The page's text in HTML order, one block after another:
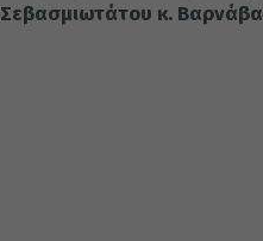
Σεβασμιωτάτου κ. Βαρνάβα